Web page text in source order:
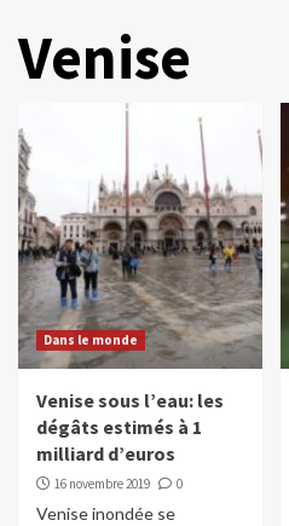
Venise
Dans le monde
Venise sous l’eau: les
dégâts estimés à 1
milliard d’euros
16 novembre 2019 0
Venise inondée se